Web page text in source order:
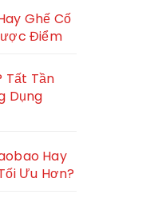
Ghế Cố
Điểm
Tất Tần
Dụng
Hay
Ưu Hơn?